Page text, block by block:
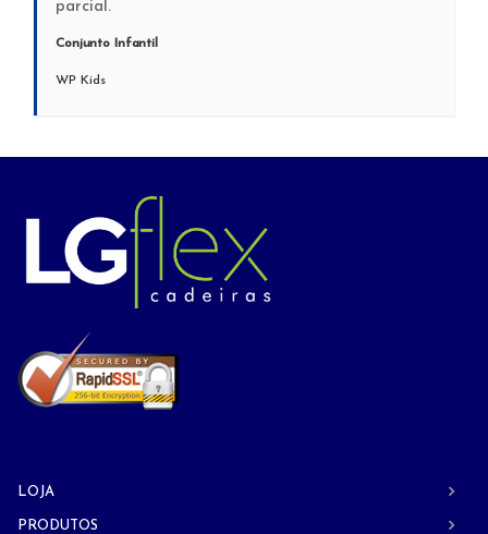
parcial.
Conjunto Infantil
WP Kids
LOJA
PRODUTOS